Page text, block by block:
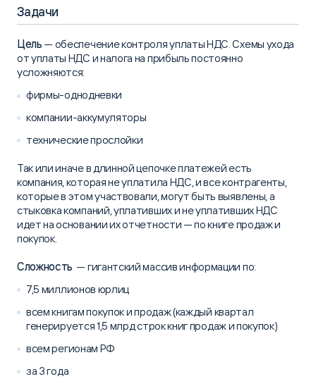
Задачи
Цель — обеспечение контроля уплаты НДС. Схемы ухода
от уплаты НДС и налога на прибыль постоянно
усложняются:
фирмы-однодневки
компании-аккумуляторы
технические прослойки
Так или иначе в длинной цепочке платежей есть
компания, которая не уплатила НДС, и все контрагенты,
которые в этом участвовали, могут быть выявлены, а
стыковка компаний, уплативших и не уплативших НДС
идет на основании их отчетности — по книге продаж и
покупок.
Сложность — гигантский массив информации по:
7,5 миллионов юрлиц
всем книгам покупок и продаж (каждый квартал
генерируется 1,5 млрд строк книг продаж и покупок)
всем регионам РФ
за 3 года